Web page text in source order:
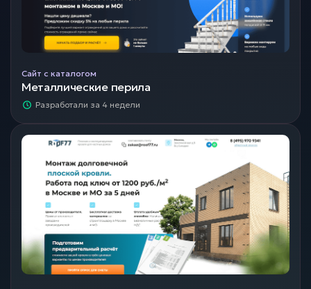
Сайт с каталогом
Металлические перила
Разработали за 4 недели